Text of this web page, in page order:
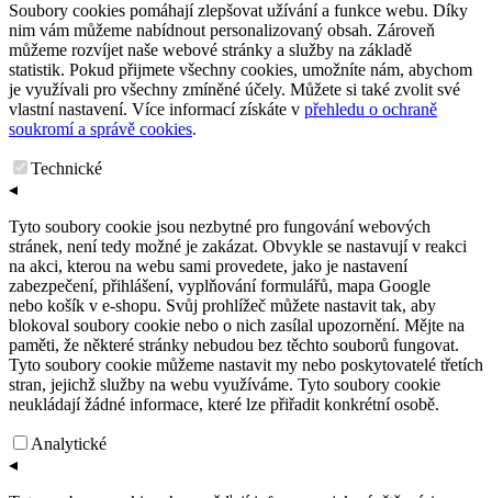
Soubory cookies pomáhají zlepšovat užívání a funkce webu. Díky
nim vám můžeme nabídnout personalizovaný obsah. Zároveň
můžeme rozvíjet naše webové stránky a služby na základě
statistik. Pokud přijmete všechny cookies, umožníte nám, abychom
je využívali pro všechny zmíněné účely. Můžete si také zvolit své
vlastní nastavení. Více informací získáte v přehledu o ochraně
soukromí a správě cookies.
Technické
◂
Tyto soubory cookie jsou nezbytné pro fungování webových
stránek, není tedy možné je zakázat. Obvykle se nastavují v reakci
na akci, kterou na webu sami provedete, jako je nastavení
zabezpečení, přihlášení, vyplňování formulářů, mapa Google
nebo košík v e-shopu. Svůj prohlížeč můžete nastavit tak, aby
blokoval soubory cookie nebo o nich zasílal upozornění. Mějte na
paměti, že některé stránky nebudou bez těchto souborů fungovat.
Tyto soubory cookie můžeme nastavit my nebo poskytovatelé třetích
stran, jejichž služby na webu využíváme. Tyto soubory cookie
neukládají žádné informace, které lze přiřadit konkrétní osobě.
Analytické
◂